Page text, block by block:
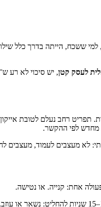
ששכח, הייתה בדרך כלל
לעסק קטן
רחב נעלם לטובת
מחדש לפי ההקשר.
לא מעצבים לעמוד, מעצבים
תחשבו על משתמש שנכנס לחנות שלכם מהנייד. הוא בדרכים, אולי באמצע יום עבודה,